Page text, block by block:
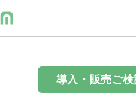
導入・販売ご